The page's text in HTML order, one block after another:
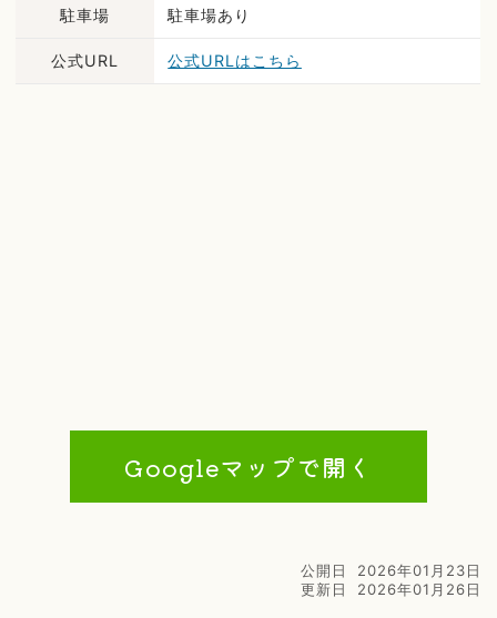
駐車場 駐車場あり
公式URL 公式URLはこちら
Googleマップで開く
公開日
2026年01月23日
更新日
2026年01月26日